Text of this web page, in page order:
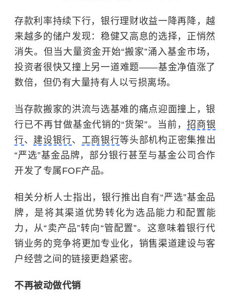
存款利率持续下行，银行理财收益一降再降，越
来越多的储户发现：稳健又高息的选择，正悄然
消失。但当大量资金开始“搬家”涌入基金市场，
投资者很快又撞上另一道难题——基金净值涨了
数倍，但仍有大量持有人以亏损离场。
当存款搬家的洪流与选基难的痛点迎面撞上，银
行已不再甘做基金代销的“货架”。
当前， 招商银
行、 建设银行、 工商银行等头部机构正密集推出
“严选”基金品牌，部分银行甚至与基金公司合作
开发了专属FOF产品。
相关分析人士指出，银行推出自有“严选”基金品
牌，是将其渠道优势转化为选品能力和配置能
力，从“卖产品”转向“管配置”。这意味着银行代
销业务的竞争将更加专业化，销售渠道建设与客
户经营之间的链接更趋紧密。
不再被动做代销